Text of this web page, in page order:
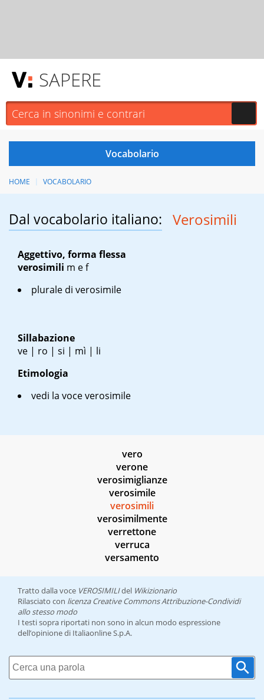
SAPERE
HOME VOCABOLARIO
Dal vocabolario italiano: Verosimili
Aggettivo, forma flessa
verosimili m ef
plurale di verosimile
Sillabazione
ve | ro | si | mì | li
Etimologia
vedi la voce verosimile
vero
verone
verosimiglianze
verosimile
verosimili
verosimilmente
verrettone
verruca
versamento
Tratto dalla voce VEROSIMILIdel Wikizionario
Rilasciato con licenza Creative Commons Attribuzione-Condividi
allo stesso modo
I testi sopra riportati non sono in alcun modo espressione
dell’opinione di Italiaonline S.p.A.